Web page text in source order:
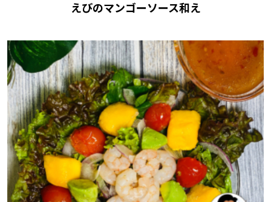
えびのマンゴーソース和え